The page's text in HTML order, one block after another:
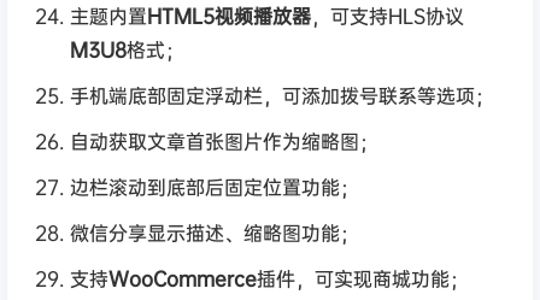
主题内置HTML5视频播放器，可支持HLS协议
M3U8格式；
手机端底部固定浮动栏，可添加拨号联系等选项；
自动获取文章首张图片作为缩略图；
边栏滚动到底部后固定位置功能；
微信分享显示描述、缩略图功能；
支持WooCommerce插件，可实现商城功能；